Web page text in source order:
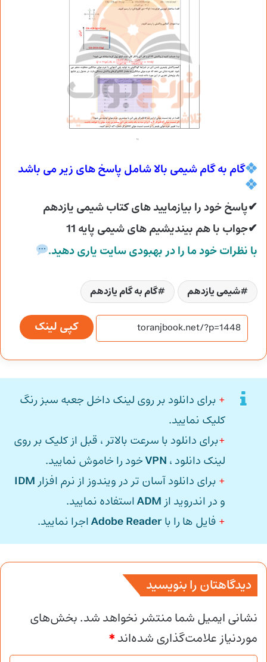
گام به گام شیمی بالا شامل پاسخ های زیر می باشد
✔پاسخ خود را بیازمایید های کتاب شیمی یازدهم
✔جواب با هم بیندیشیم های شیمی پایه 11
با نظرات خود ما را در بهبودی سایت یاری دهید.
شیمی یازدهم گام به گام یازدهم
کپی لینک
+ برای دانلود بر روی لینک داخل جعبه سبز رنگ
کلیک نمایید.
+برای دانلود با سرعت بالاتر ، قبل از کلیک بر روی
لینک دانلود ، VPNخود را خاموش نمایید.
+ برای دانلود آسان تر در ویندوز از نرم افزار IDM
و در اندروید از ADMاستفاده نمایید.
+ فایل ها را باAdobe Readerاجرا نمایید.
دیدگاهتان را بنویسید
نشانی ایمیل شما منتشر نخواهد شد.بخش‌های
موردنیاز علامت‌گذاری شده‌اند*